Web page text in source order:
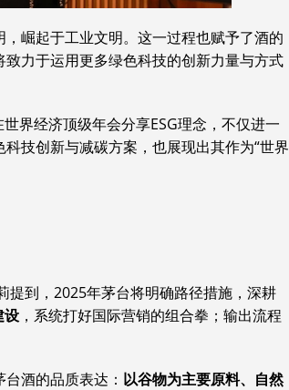
崛起于工业文明。这一过程也赋予了酒的
力于运用更多绿色科技的创新力量与方式
界经济顶级年会分享ESG理念，不仅进一
技创新与减碳方案，也展现出其作为“世界
提到，2025年茅台将明确路径措施，深耕
设 ，系统打好国际营销的组合拳；输出流程
酒的品质表达： 以谷物为主要原料、自然